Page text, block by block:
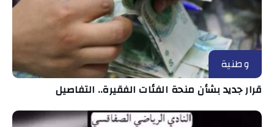
وطنية
قرار جديد بشأن منحة الفئات الفقيرة.. التفاصيل